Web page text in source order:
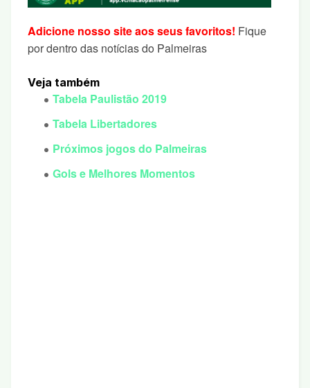
Adicione nosso site aos seus favoritos! Fique
por dentro das notícias do Palmeiras
Veja também
Tabela Paulistão 2019
Tabela Libertadores
Próximos jogos do Palmeiras
Gols e Melhores Momentos